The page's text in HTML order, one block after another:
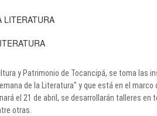
y Patrimonio de Tocancipá, se toma las
de la Literatura" y que está en el marco
el 21 de abril, se desarrollarán talleres
otras.